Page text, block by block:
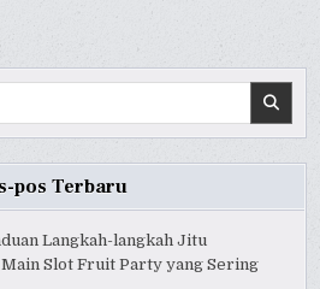
pos Terbaru
Langkah-langkah Jitu
Main Slot Fruit Party yang Sering